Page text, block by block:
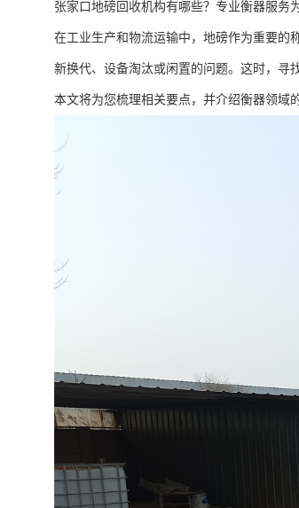
张家口地磅回收机构有哪些？专业衡器服务
在工业生产和物流运输中，地磅作为重要的
新换代、设备淘汰或闲置的问题。这时，寻
本文将为您梳理相关要点，并介绍衡器领域